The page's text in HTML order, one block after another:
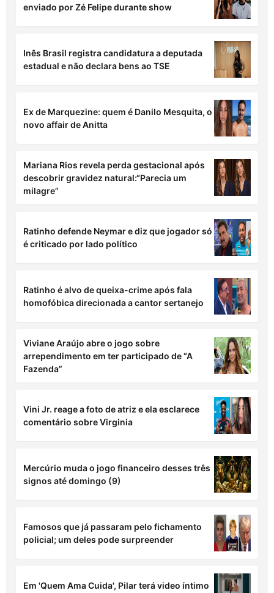
enviado por Zé Felipe durante show
Inês Brasil registra candidatura a deputada
estadual e não declara bens ao TSE
Ex de Marquezine: quem é Danilo Mesquita, o
novo affair de Anitta
Mariana Rios revela perda gestacional após
descobrir gravidez natural:“Parecia um
milagre”
Ratinho defende Neymar e diz que jogador só
é criticado por lado político
Ratinho é alvo de queixa-crime após fala
homofóbica direcionada a cantor sertanejo
Viviane Araújo abre o jogo sobre
arrependimento em ter participado de “A
Fazenda”
Vini Jr. reage a foto de atriz e ela esclarece
comentário sobre Virginia
Mercúrio muda o jogo financeiro desses três
signos até domingo (9)
Famosos que já passaram pelo fichamento
policial; um deles pode surpreender
Em 'Quem Ama Cuida', Pilar terá video íntimo